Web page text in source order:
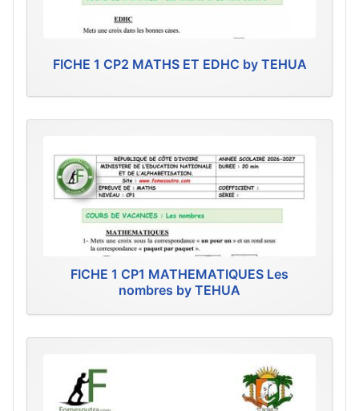
FICHE 1 CP2 MATHS ET EDHC by TEHUA
FICHE 1 CP1 MATHEMATIQUES Les
nombres by TEHUA